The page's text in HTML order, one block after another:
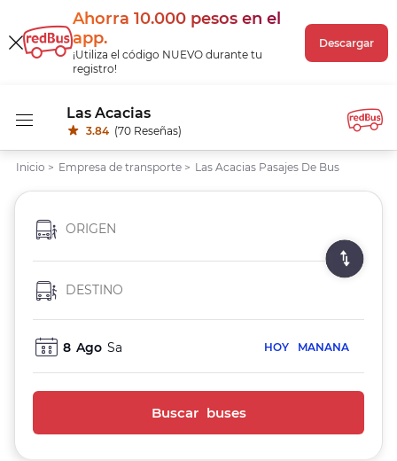
Ahorra 10.000 pesos en el
app.
¡Utiliza el código NUEVO durante tu
registro!
Descargar
Las Acacias
3.84 (70 Reseñas)
Inicio > Empresa de transporte > Las Acacias Pasajes De Bus
ORIGEN
DESTINO
8 Ago Sa HOY MANANA
Buscar buses